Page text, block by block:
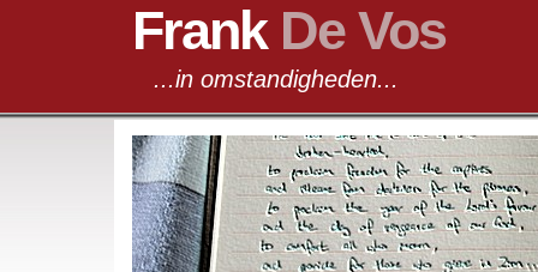
Frank De Vos
...in omstandigheden...